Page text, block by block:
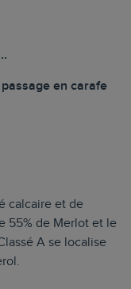
en carafe
calcaire et de
55% de Merlot et le
A se localise